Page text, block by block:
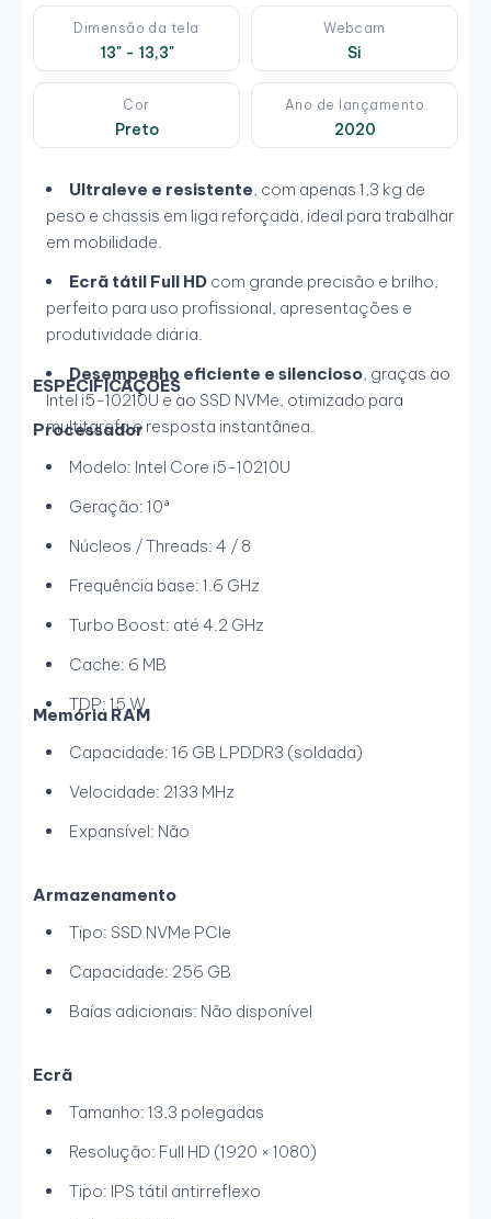
Dimensão da tela
13" - 13,3"
Webcam
Si
Cor
Preto
Ano de lançamento
2020
Ultraleve e resistente, com apenas 1,3 kg de
peso e chassis em liga reforçada, ideal para trabalhar
em mobilidade.
Ecrã tátil Full HD com grande precisão e brilho,
perfeito para uso profissional, apresentações e
produtividade diária.
Desempenho eficiente e silencioso, graças ao
Intel i5-10210U e ao SSD NVMe, otimizado para
multitarefa e resposta instantânea.
ESPECIFICAÇÕES
Processador
Modelo: Intel Core i5-10210U
Geração: 10ª
Núcleos / Threads: 4 / 8
Frequência base: 1.6 GHz
Turbo Boost: até 4.2 GHz
Cache: 6 MB
TDP: 15 W
Memória RAM
Capacidade: 16 GB LPDDR3 (soldada)
Velocidade: 2133 MHz
Expansível: Não
Armazenamento
Tipo: SSD NVMe PCIe
Capacidade: 256 GB
Baías adicionais: Não disponível
Ecrã
Tamanho: 13,3 polegadas
Resolução: Full HD (1920 × 1080)
Tipo: IPS tátil antirreflexo